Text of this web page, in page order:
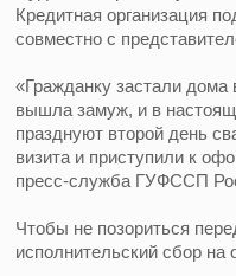
Кредитная организация
совместно с
«Гражданку застали дома
вышла замуж, и в
празднуют второй день
визита и приступили к
пресс-служба ГУФССП
Чтобы не позориться
исполнительский сбор